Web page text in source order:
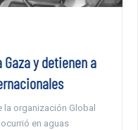
y detienen a
la organización Global
en aguas